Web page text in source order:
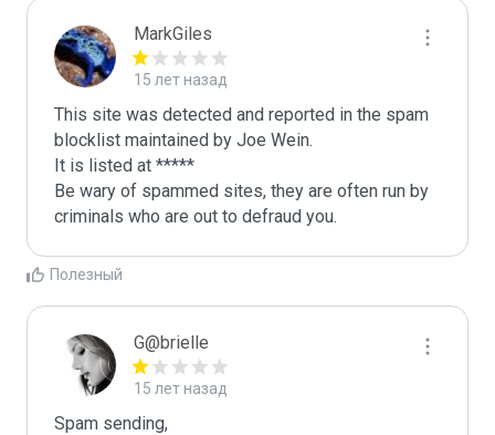
MarkGiles
15 лет назад
This site was detected and reported in the spam
blocklist maintained by Joe Wein.
It is listed at *****
Be wary of spammed sites, they are often run by
criminals who are out to defraud you.
Полезный
G@brielle
15 лет назад
Spam sending,